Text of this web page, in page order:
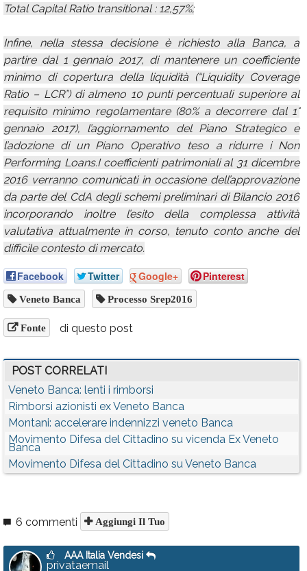
Total Capital Ratio transitional : 12,57%;
Infine, nella stessa decisione è richiesto alla Banca, a
partire dal 1 gennaio 2017, di mantenere un coefficiente
minimo di copertura della liquidità (“Liquidity Coverage
Ratio – LCR”) di almeno 10 punti percentuali superiore al
requisito minimo regolamentare (80% a decorrere dal 1°
gennaio 2017), l’aggiornamento del Piano Strategico e
l’adozione di un Piano Operativo teso a ridurre i Non
Performing Loans.I coefficienti patrimoniali al 31 dicembre
2016 verranno comunicati in occasione dell’approvazione
da parte del CdA degli schemi preliminari di Bilancio 2016
incorporando inoltre l’esito della complessa attività
valutativa attualmente in corso, tenuto conto anche del
difficile contesto di mercato.
Facebook Twitter Google+ Pinterest
Veneto Banca Processo Srep2016
Fonte di questo post
POST CORRELATI
Veneto Banca: lenti i rimborsi
Rimborsi azionisti ex Veneto Banca
Montani: accelerare indennizzi veneto Banca
Movimento Difesa del Cittadino su vicenda Ex Veneto
Banca
Movimento Difesa del Cittadino su Veneto Banca
6 commenti Aggiungi Il Tuo
AAA Italia Vendesi
privataemail